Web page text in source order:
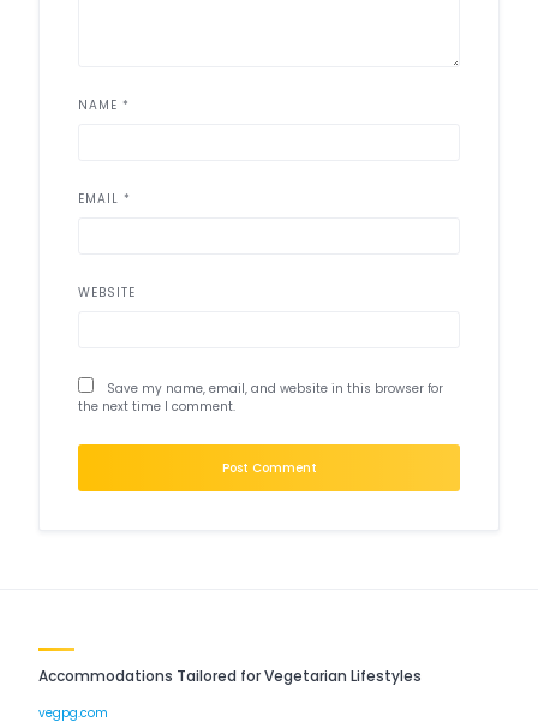
NAME *
EMAIL *
WEBSITE
Save my name, email, and website in this browser for
the next time I comment.
Accommodations Tailored for Vegetarian Lifestyles
vegpg.com